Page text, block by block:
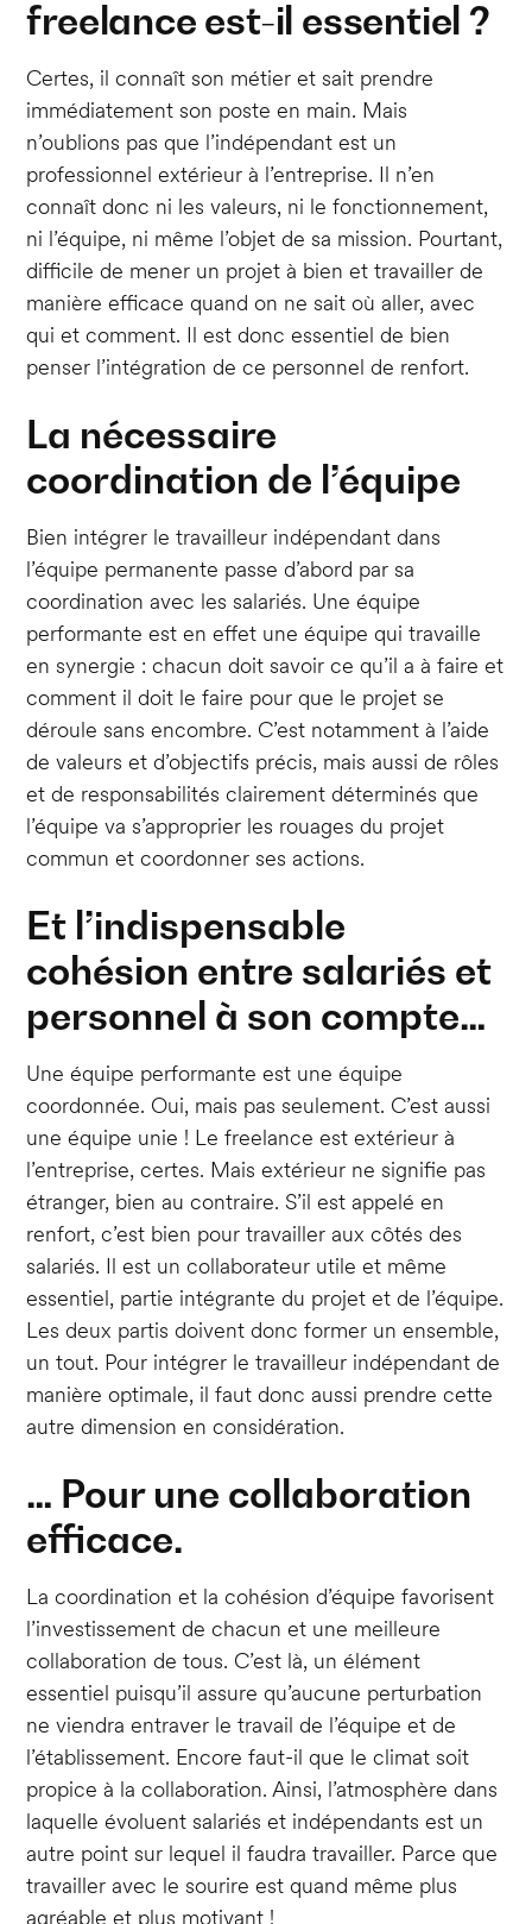
freelance est-il essentiel ?
Certes, il connaît son métier et sait prendre
immédiatement son poste en main. Mais
n’oublions pas que l’indépendant est un
professionnel extérieur à l’entreprise. Il n’en
connaît donc ni les valeurs, ni le fonctionnement,
ni l’équipe, ni même l’objet de sa mission. Pourtant,
difficile de mener un projet à bien et travailler de
manière efficace quand on ne sait où aller, avec
qui et comment. Il est donc essentiel de bien
penser l’intégration de ce personnel de renfort.
La nécessaire
coordination de l’équipe
Bien intégrer le travailleur indépendant dans
l’équipe permanente passe d’abord par sa
coordination avec les salariés. Une équipe
performante est en effet une équipe qui travaille
en synergie : chacun doit savoir ce qu’il a à faire et
comment il doit le faire pour que le projet se
déroule sans encombre. C’est notamment à l’aide
de valeurs et d’objectifs précis, mais aussi de rôles
et de responsabilités clairement déterminés que
l’équipe va s’approprier les rouages du projet
commun et coordonner ses actions.
Et l’indispensable
cohésion entre salariés et
personnel à son compte…
Une équipe performante est une équipe
coordonnée. Oui, mais pas seulement. C’est aussi
une équipe unie ! Le freelance est extérieur à
l’entreprise, certes. Mais extérieur ne signifie pas
étranger, bien au contraire. S’il est appelé en
renfort, c’est bien pour travailler aux côtés des
salariés. Il est un collaborateur utile et même
essentiel, partie intégrante du projet et de l’équipe.
Les deux partis doivent donc former un ensemble,
un tout. Pour intégrer le travailleur indépendant de
manière optimale, il faut donc aussi prendre cette
autre dimension en considération.
… Pour une collaboration
efficace.
La coordination et la cohésion d’équipe favorisent
l’investissement de chacun et une meilleure
collaboration de tous. C’est là, un élément
essentiel puisqu’il assure qu’aucune perturbation
ne viendra entraver le travail de l’équipe et de
l’établissement. Encore faut-il que le climat soit
propice à la collaboration. Ainsi, l’atmosphère dans
laquelle évoluent salariés et indépendants est un
autre point sur lequel il faudra travailler. Parce que
travailler avec le sourire est quand même plus
agréable et plus motivant !